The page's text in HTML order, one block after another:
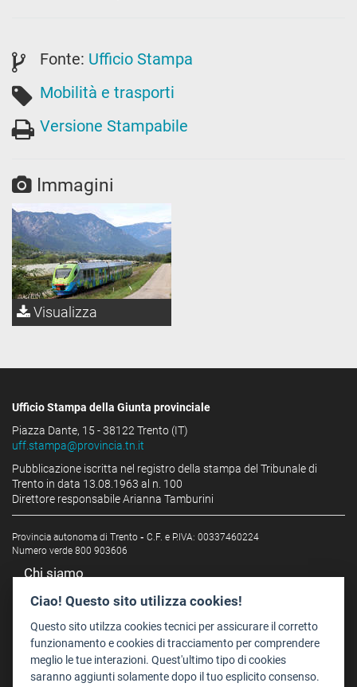
Fonte: Ufficio Stampa
Mobilità e trasporti
Versione Stampabile
Immagini
Visualizza
Ufficio Stampa della Giunta provinciale
Piazza Dante, 15 - 38122 Trento (IT)
uff.stampa@provincia.tn.it
Pubblicazione iscritta nel registro della stampa del Tribunale di
Trento in data 13.08.1963 al n. 100
Direttore responsabile Arianna Tamburini
Provincia autonoma di Trento - C.F. e P.IVA: 00337460224
Numero verde 800 903606
Chi siamo
Redazione
Staff
Format - Centro Audiovisivi
Trentino Film Commission
Ciao! Questo sito utilizza cookies!
Questo sito utilzza cookies tecnici per assicurare il corretto
funzionamento e cookies di tracciamento per comprendere
meglio le tue interazioni. Quest'ultimo tipo di cookies
saranno aggiunti solamente dopo il tuo esplicito consenso.